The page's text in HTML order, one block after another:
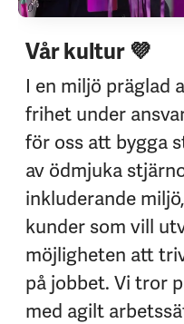
Vår kultur 💜
I en miljö präglad
frihet under
för oss att bygga
av ödmjuka
inkluderande
kunder som vill
möjligheten att
på jobbet. Vi tror
med agilt